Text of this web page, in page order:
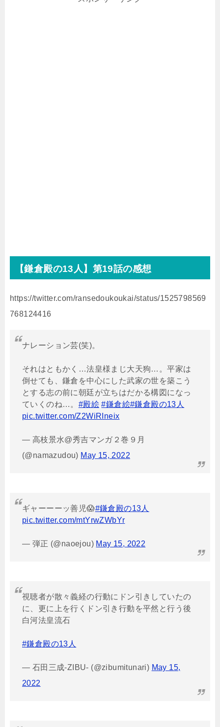
【鎌倉殿の13人】第19話の感想
https://twitter.com/ransedoukoukai/status/1525798569
768124416
ナレーション芸(笑)。
それはともかく…法皇様まじ大天狗…。平家は
倒せても、鎌倉を中心にした武家の世を築こう
とする志の前に朝廷が立ちはだかる構図になっ
ていくのね…。 #殿絵 #鎌倉絵#鎌倉殿の13人
pic.twitter.com/Z2WiRIneix
— 高枝景水@秀吉マンガ２巻９月
(@namazudou) May 15, 2022
ギャーーーッ善児😱#鎌倉殿の13人
pic.twitter.com/mtYrwZWbYr
— 弾正 (@naoejou) May 15, 2022
視聴者が散々義経の行動にドン引きしていたの
に、更に上を行くドン引き行動を平然と行う後
白河法皇流石
#鎌倉殿の13人
— 石田三成-ZIBU- (@zibumitunari) May 15,
2022